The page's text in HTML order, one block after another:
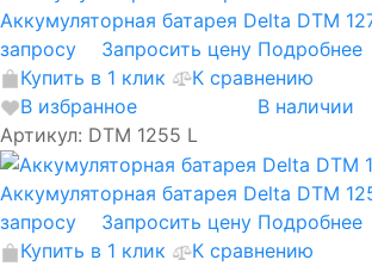
Аккумуляторная батарея Delta DTM
запросу
Запросить цену Подробнее
Купить в 1 клик
К сравнению
В избранное
В наличии
Артикул: DTM 1255 L
Аккумуляторная батарея Delta DTM
запросу
Запросить цену Подробнее
Купить в 1 клик
К сравнению